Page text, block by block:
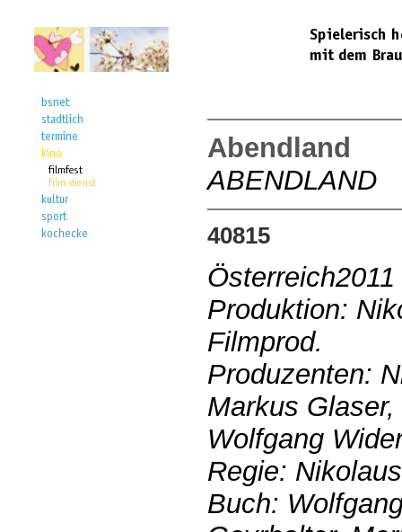
Abendland
ABENDLAND
40815
Österreich2011
Produktion:
Filmprod.
Produzenten:
Markus
Wolfgang
Regie:
Buch: